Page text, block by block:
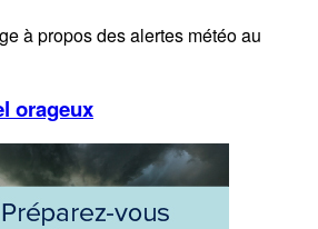
à propos des alertes météo au
orageux